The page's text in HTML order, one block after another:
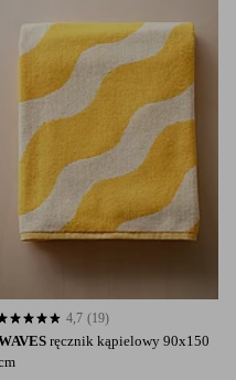
ręcznik kąpielowy 90x150
opierając się na 19 ocenach
4,7 (19)